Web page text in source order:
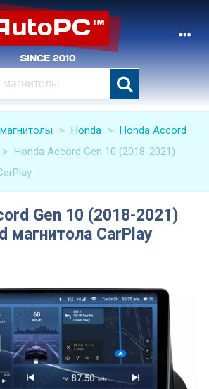
> Honda > Honda Accord
> Honda Accord Gen 10 (2018-2021)
Gen 10 (2018-2021)
магнитола CarPlay